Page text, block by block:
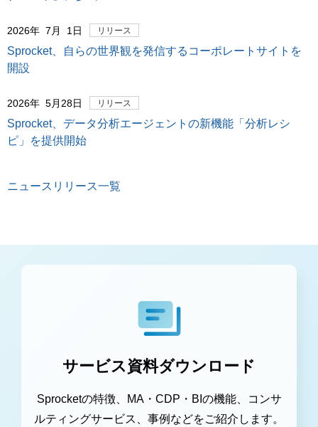
2026年 7月 1日 リリース
Sprocket、自らの世界観を発信するコーポレートサイトを
開設
2026年 5月28日 リリース
Sprocket、データ分析エージェントの新機能「分析レシ
ピ」を提供開始
ニュースリリース一覧
サービス資料ダウンロード
Sprocketの特徴、MA・CDP・BIの機能、コンサ
ルティングサービス、事例などをご紹介します。